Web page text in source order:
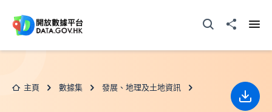
打開搜尋器分享至
主頁 數據集 發展、地理及土地資訊
下載